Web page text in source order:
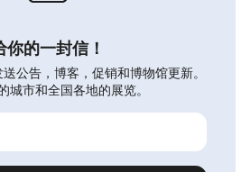
你的一封信！
公告，博客，促销和博物馆更新。
城市和全国各地的展览。